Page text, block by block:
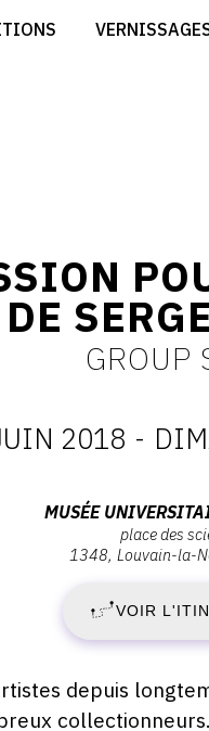
D'EXPO
GROUP
:
2018 -
MUSÉE
place des
1348 Louvain-la-
VOIR
depuis